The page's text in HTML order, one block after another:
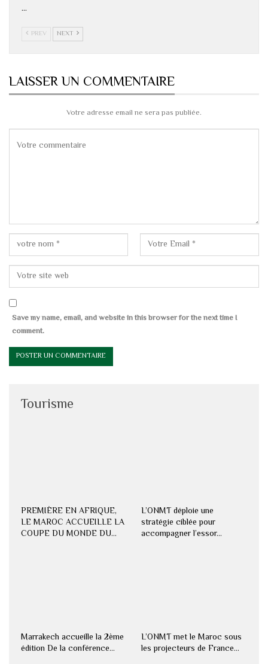
…
PREV NEXT
LAISSER UN COMMENTAIRE
Votre adresse email ne sera pas publiée.
Save my name, email, and website in this browser for the next time I
comment.
Tourisme
PREMIÈRE EN AFRIQUE,
LE MAROC ACCUEILLE LA
COUPE DU MONDE DU…
L’ONMT déploie une
stratégie ciblée pour
accompagner l’essor…
Marrakech accueille la 2ème
édition De la conférence…
L’ONMT met le Maroc sous
les projecteurs de France…